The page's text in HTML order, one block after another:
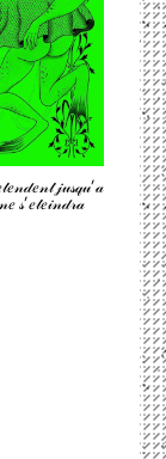
𝒿𝓊𝓈𝓆𝓊’𝒶
𝓈’𝑒𝓉𝑒𝒾𝓃𝒹𝓇𝒶